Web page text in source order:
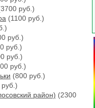
руб.)
(1100 руб.)
руб.)
руб.)
руб.)
руб.)
(800 руб.)
район) (2300